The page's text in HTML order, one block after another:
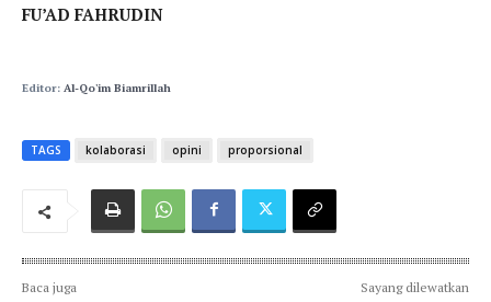
FU’AD FAHRUDIN
Editor: Al-Qo'im Biamrillah
TAGS kolaborasi opini proporsional
Baca juga Sayang dilewatkan